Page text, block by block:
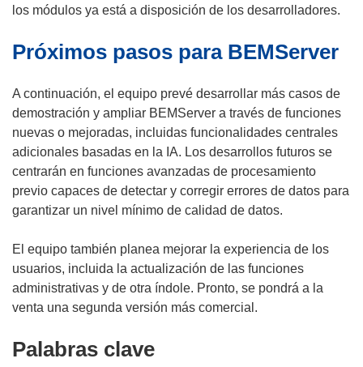
s
a
n
u
a
v
los módulos ya está a disposición de los desarrolladores.
Próximos pasos para BEMServer
A continuación, el equipo prevé desarrollar más casos de
demostración y ampliar BEMServer a través de funciones
nuevas o mejoradas, incluidas funcionalidades centrales
adicionales basadas en la IA. Los desarrollos futuros se
centrarán en funciones avanzadas de procesamiento
previo capaces de detectar y corregir errores de datos para
garantizar un nivel mínimo de calidad de datos.
El equipo también planea mejorar la experiencia de los
usuarios, incluida la actualización de las funciones
administrativas y de otra índole. Pronto, se pondrá a la
venta una segunda versión más comercial.
Palabras clave